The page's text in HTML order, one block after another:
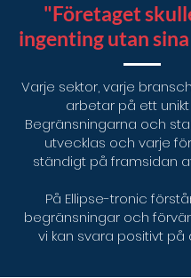
"Företaget
ingenting utan
Varje sektor, varje
arbetar på ett unikt
Begränsningarna och
utvecklas och varje
ständigt på framsidan
På Ellipse-tronic
begränsningar och
vi kan svara positivt på